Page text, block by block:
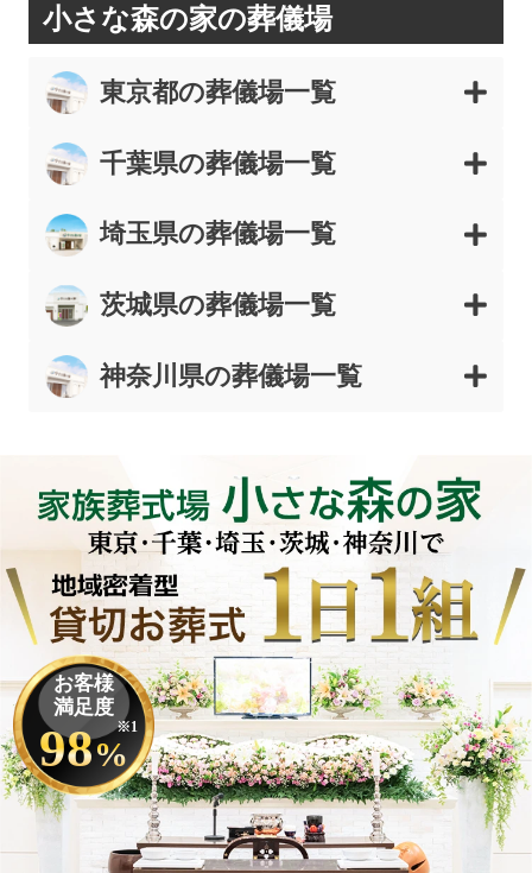
小さな森の家の葬儀場
東京都の葬儀場一覧
千葉県の葬儀場一覧
埼玉県の葬儀場一覧
茨城県の葬儀場一覧
神奈川県の葬儀場一覧
お客様
満足度
98%
※1